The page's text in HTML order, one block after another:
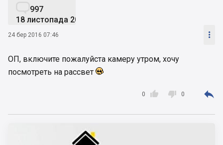
997
18 листопада 2013
24 бер 2016 07:46 
ОП, включите пожалуйста камеру утром, хочу
посмотреть на рассвет

0  0 